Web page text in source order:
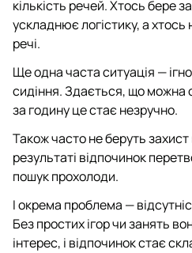
кількість речей. Хтось бере
ускладнює логістику, а хтось
речі.
Ще одна часта ситуація —
сидіння. Здається, що можна
за годину це стає незручно.
Також часто не беруть захист
результаті відпочинок
пошук прохолоди.
І окрема проблема —
Без простих ігор чи занять
інтерес, і відпочинок стає